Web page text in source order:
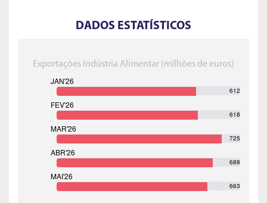
DADOS ESTATÍSTICOS
Exportações Indústria Alimentar (milhões de euros)
612
618
725
688
663